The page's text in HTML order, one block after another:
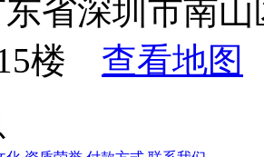
省深圳市南
楼 查看地图